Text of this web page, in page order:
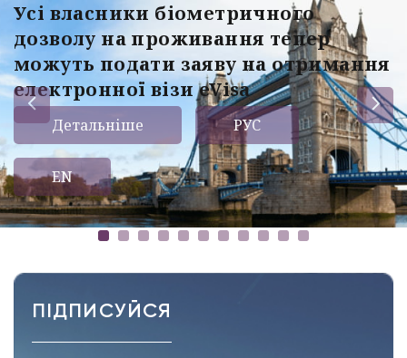
Усі власники біометричного
дозволу на проживання тепер
можуть подати заяву на отримання
електронної візи eVisa
Детальніше РУС
EN
ПІДПИСУЙСЯ